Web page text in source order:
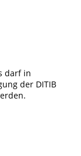
darf in
der DITIB